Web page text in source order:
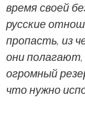
время своей
русские
пропасть, из
они
огромный
что нужно